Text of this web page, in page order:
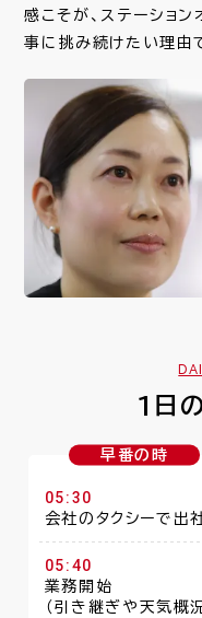
感こそが、ステーショ
事に挑み続けたい理由
1日
早番の時
05:30
会社のタクシーで出
05:40
業務開始
（引き継ぎや天気概